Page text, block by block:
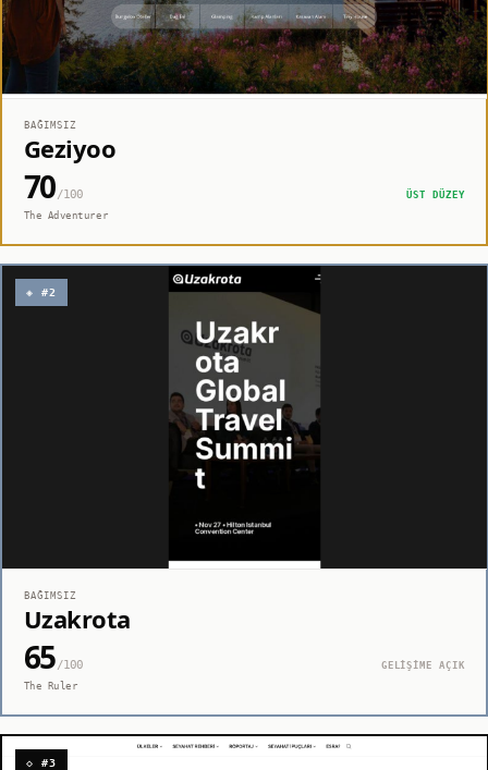
BAĞIMSIZ
Geziyoo
70/100
ÜST DÜZEY
The Adventurer
◈ #2
BAĞIMSIZ
Uzakrota
65/100
GELİŞİME AÇIK
The Ruler
◇ #3